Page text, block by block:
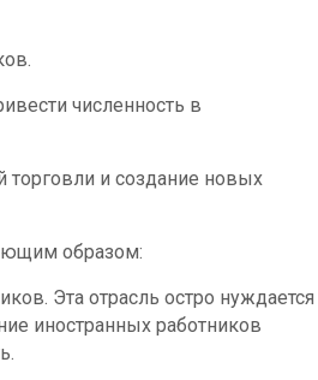
численность в
торговли и создание новых
образом:
Эта отрасль остро нуждается
иностранных работников